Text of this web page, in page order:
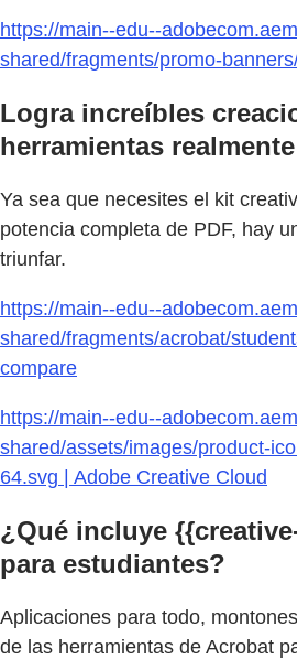
https://main--edu--
shared/fragments/promo-
Logra increíbles
herramientas
Ya sea que necesites el kit
potencia completa de PDF, hay
triunfar.
https://main--edu--
shared/fragments/acrobat/
compare
https://main--edu--
shared/assets/images/product-
64.svg | Adobe Creative Cloud
¿Qué incluye
para estudiantes?
Aplicaciones para todo,
de las herramientas de Acrobat